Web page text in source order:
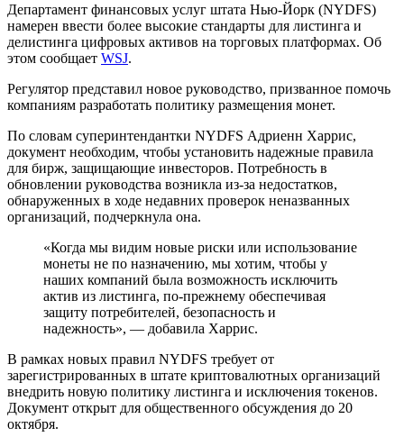
Департамент финансовых услуг штата Нью-Йорк (NYDFS)
намерен ввести более высокие стандарты для листинга и
делистинга цифровых активов на торговых платформах. Об
этом сообщает WSJ.
Регулятор представил новое руководство, призванное помочь
компаниям разработать политику размещения монет.
По словам суперинтендантки NYDFS Адриенн Харрис,
документ необходим, чтобы установить надежные правила
для бирж, защищающие инвесторов. Потребность в
обновлении руководства возникла из-за недостатков,
обнаруженных в ходе недавних проверок неназванных
организаций, подчеркнула она.
«Когда мы видим новые риски или использование
монеты не по назначению, мы хотим, чтобы у
наших компаний была возможность исключить
актив из листинга, по-прежнему обеспечивая
защиту потребителей, безопасность и
надежность», — добавила Харрис.
В рамках новых правил NYDFS требует от
зарегистрированных в штате криптовалютных организаций
внедрить новую политику листинга и исключения токенов.
Документ открыт для общественного обсуждения до 20
октября.